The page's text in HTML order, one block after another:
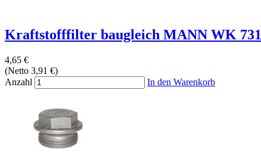
Kraftstofffilter baugleich MANN WK 731
4,65 €
(Netto 3,91 €)
Anzahl
In den Warenkorb